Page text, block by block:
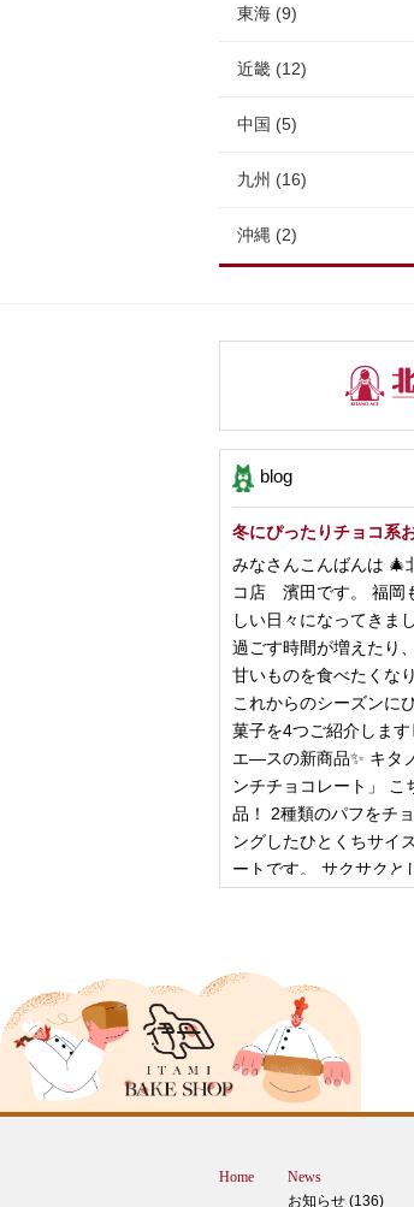
東海 (9)
近畿 (12)
中国 (5)
九州 (16)
沖縄 (2)
blog
冬にぴったりチョコ系
みなさんこんばんは 🎄
コ店 濱田です。 福岡
しい日々になってきま
過ごす時間が増えたり
甘いものを食べたくな
これからのシーズンに
菓子を4つご紹介しま
エ―スの新商品✨ キタ
ンチチョコレート」 こ
品！ 2種類のパフをチ
ングしたひとくちサイ
ートです。 サクサクと
ピザ立ちぬ
ブログをご覧の皆様、
スMOMOテラス店の大
すが、これは何だと思
12月に活躍するあの食
す。 それでは正解発表
Home
News
お知らせ (136)